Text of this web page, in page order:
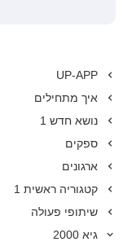
UP-APP
איך מתחילים
נושא חדש 1
ספקים
ארגונים
קטגוריה ראשית 1
שיתופי פעולה
גיא 2000